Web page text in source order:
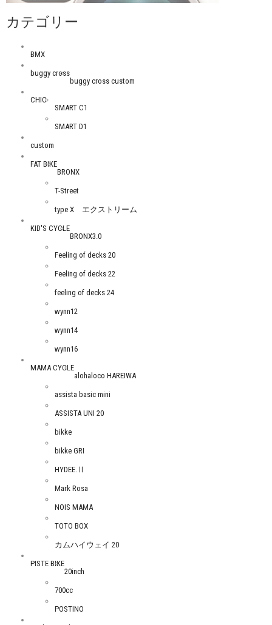
カテゴリー
BMX
buggy cross
buggy cross custom
CHIC
SMART C1
SMART D1
custom
FAT BIKE
BRONX
T-Street
type X エクストリーム
KID'S CYCLE
BRONX3.0
Feeling of decks 20
Feeling of decks 22
feeling of decks 24
wynn12
wynn14
wynn16
MAMA CYCLE
alohaloco HAREIWA
assista basic mini
ASSISTA UNI 20
bikke
bikke GRI
HYDEE.Ⅱ
Mark Rosa
NOIS MAMA
TOTO BOX
カムハイウェイ 20
PISTE BIKE
20inch
700cc
POSTINO